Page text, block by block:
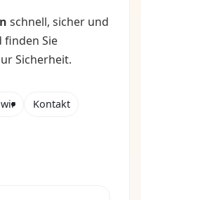
schnell, sicher und
finden Sie
Sicherheit.
Kontakt